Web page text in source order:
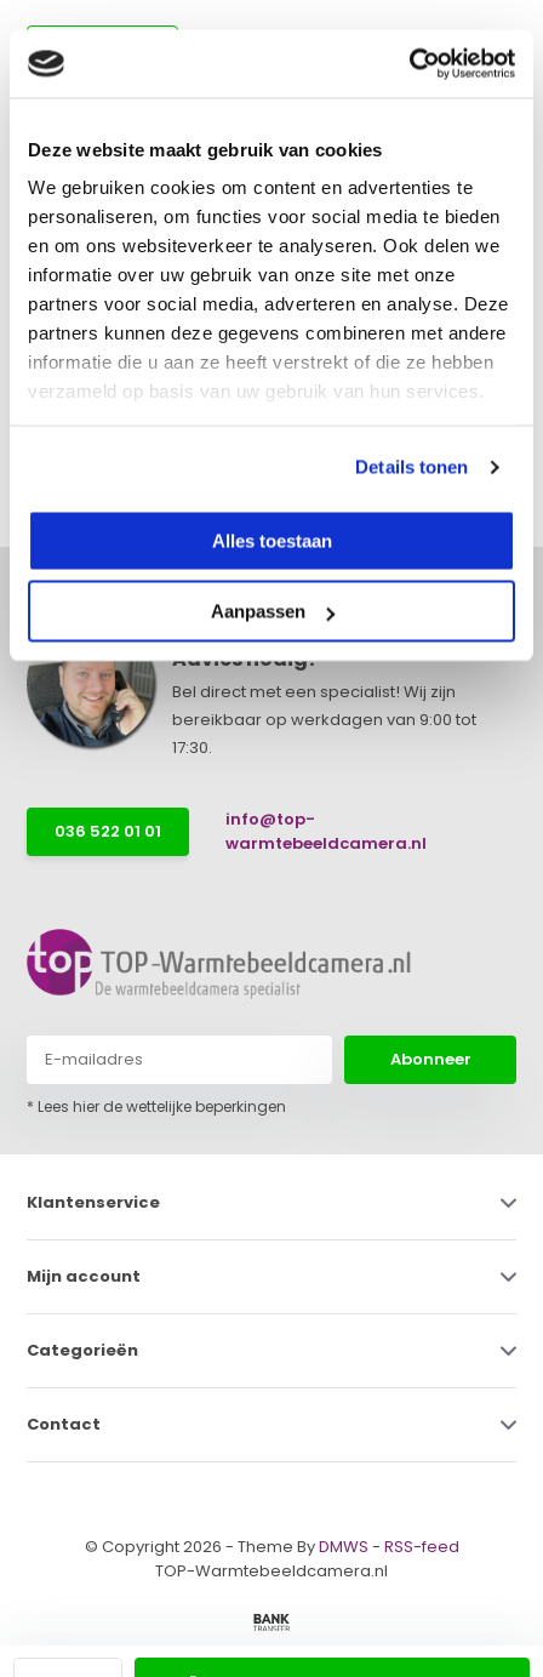
Deze website maakt gebruik van cookies
We gebruiken cookies om content en advertenties te
personaliseren, om functies voor social media te bieden
en om ons websiteverkeer te analyseren. Ook delen we
informatie over uw gebruik van onze site met onze
partners voor social media, adverteren en analyse. Deze
partners kunnen deze gegevens combineren met andere
informatie die u aan ze heeft verstrekt of die ze hebben
verzameld op basis van uw gebruik van hun services.
Details tonen
Alles toestaan
Aanpassen
Productomschrijving
Specificaties
Advies nodig?
Bel direct met een specialist! Wij zijn
bereikbaar op werkdagen van 9:00 tot
17:30.
036 522 01 01
info@top-
warmtebeeldcamera.nl
Abonneer
* Lees hier de wettelijke beperkingen
Klantenservice
Mijn account
Categorieën
Contact
© Copyright 2026 - Theme ByDMWS - RSS-feed
TOP-Warmtebeeldcamera.nl